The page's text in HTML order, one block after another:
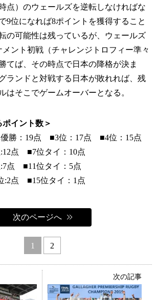
点）のウェールズを逆転しなければな
9位になれば8ポイントを獲得すること
の可能性は残っているが、ウェールズ
ント初戦（チャレンジトロフィー準々
てば、その時点で日本の降格が決ま
ランドと対戦する日本が敗れれば、残
はそこでゲームオーバーとなる。
ポイント数＞
勝：19点 ■3位：17点 ■4位：15点
点 ■7位タイ：10点
点 ■11位タイ：5点
:2点 ■15位タイ：1点
次のページへ
1 2
次の記事